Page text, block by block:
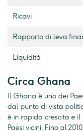
Ricavi
Rapporto di leva
Liquidità
Circa Ghana
Il Ghana è uno dei
dal punto di vista
è in rapida crescita e
Paesi vicini. Fino al